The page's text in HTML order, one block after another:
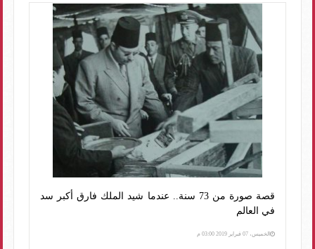
قصة صورة من 73 سنة.. عندما شيد الملك فارق أكبر سد
في العالم
الخميس، 07 فبراير 2019 03:00 م